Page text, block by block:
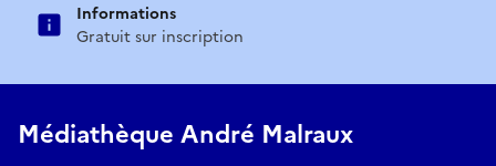
Informations
Gratuit sur inscription
Médiathèque André Malraux